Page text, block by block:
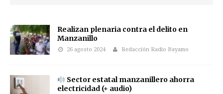
Realizan plenaria contra el delito en
Manzanillo
26 agosto 2024 Redacción Radio Bayamo
Sector estatal manzanillero ahorra
electricidad (+ audio)